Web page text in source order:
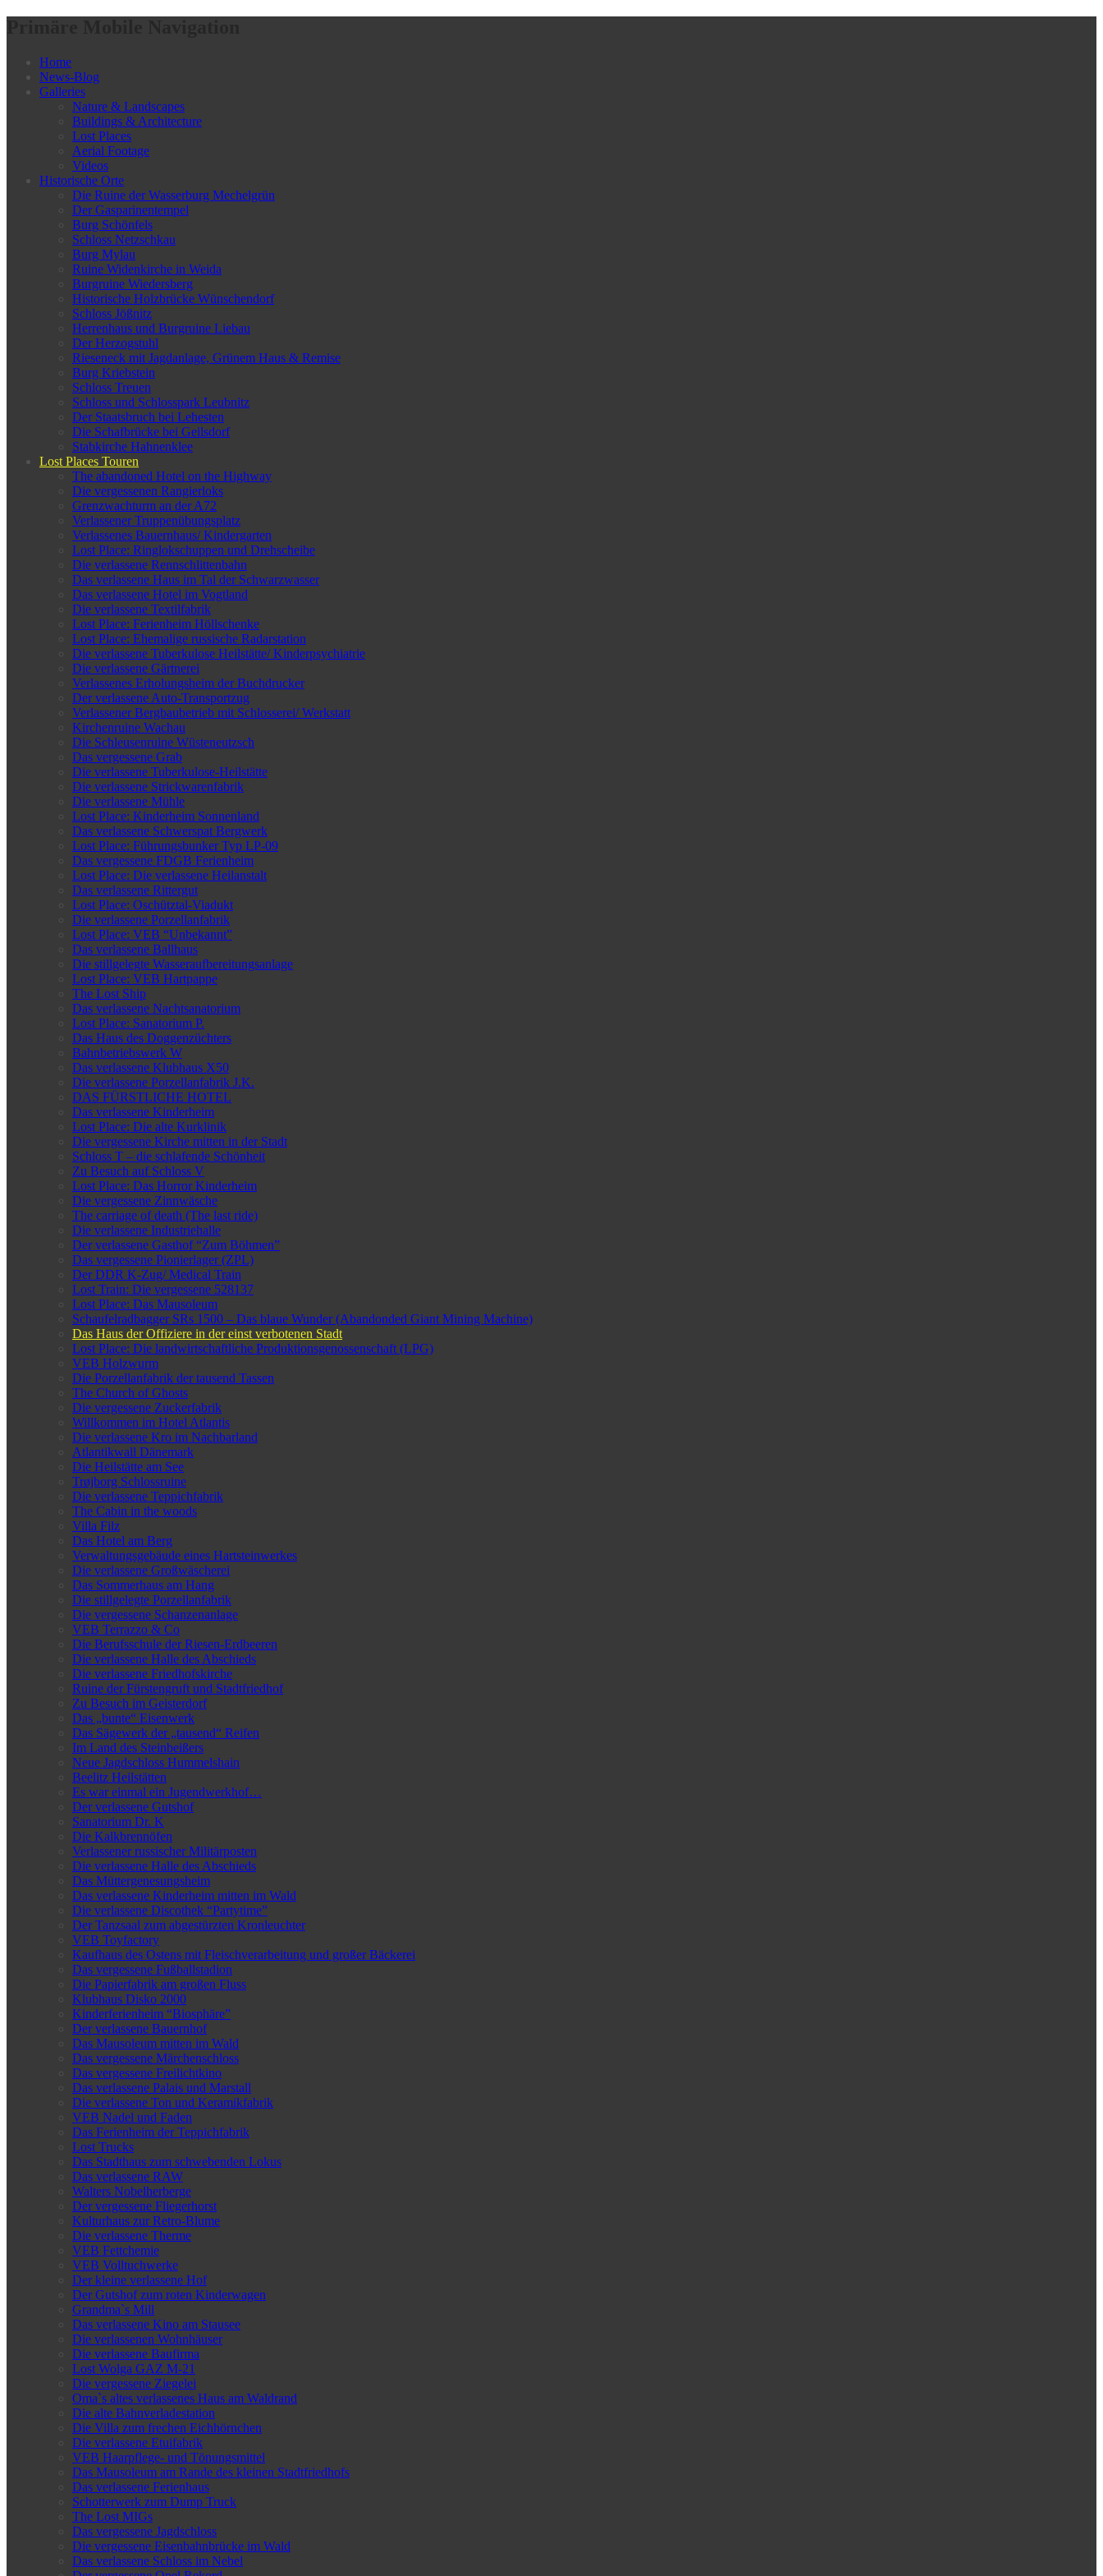
Home
News-Blog
Galleries
Nature & Landscapes
Buildings & Architecture
Lost Places
Aerial Footage
Videos
Historische Orte
Die Ruine der Wasserburg Mechelgrün
Der Gasparinentempel
Burg Schönfels
Schloss Netzschkau
Burg Mylau
Ruine Widenkirche in Weida
Burgruine Wiedersberg
Historische Holzbrücke Wünschendorf
Schloss Jößnitz
Herrenhaus und Burgruine Liebau
Der Herzogstuhl
Rieseneck mit Jagdanlage, Grünem Haus & Remise
Burg Kriebstein
Schloss Treuen
Schloss und Schlosspark Leubnitz
Der Staatsbruch bei Lehesten
Die Schafbrücke bei Geilsdorf
Stabkirche Hahnenklee
Lost Places Touren
The abandoned Hotel on the Highway
Die vergessenen Rangierloks
Grenzwachturm an der A72
Verlassener Truppenübungsplatz
Verlassenes Bauernhaus/ Kindergarten
Lost Place: Ringlokschuppen und Drehscheibe
Die verlassene Rennschlittenbahn
Das verlassene Haus im Tal der Schwarzwasser
Das verlassene Hotel im Vogtland
Die verlassene Textilfabrik
Lost Place: Ferienheim Höllschenke
Lost Place: Ehemalige russische Radarstation
Die verlassene Tuberkulose Heilstätte/ Kinderpsychiatrie
Die verlassene Gärtnerei
Verlassenes Erholungsheim der Buchdrucker
Der verlassene Auto-Transportzug
Verlassener Bergbaubetrieb mit Schlosserei/ Werkstatt
Kirchenruine Wachau
Die Schleusenruine Wüsteneutzsch
Das vergessene Grab
Die verlassene Tuberkulose-Heilstätte
Die verlassene Strickwarenfabrik
Die verlassene Mühle
Lost Place: Kinderheim Sonnenland
Das verlassene Schwerspat Bergwerk
Lost Place: Führungsbunker Typ LP-09
Das vergessene FDGB Ferienheim
Lost Place: Die verlassene Heilanstalt
Das verlassene Rittergut
Lost Place: Oschütztal-Viadukt
Die verlassene Porzellanfabrik
Lost Place: VEB “Unbekannt”
Das verlassene Ballhaus
Die stillgelegte Wasseraufbereitungsanlage
Lost Place: VEB Hartpappe
The Lost Ship
Das verlassene Nachtsanatorium
Lost Place: Sanatorium P.
Das Haus des Doggenzüchters
Bahnbetriebswerk W
Das verlassene Klubhaus X50
Die verlassene Porzellanfabrik J.K.
DAS FÜRSTLICHE HOTEL
Das verlassene Kinderheim
Lost Place: Die alte Kurklinik
Die vergessene Kirche mitten in der Stadt
Schloss T – die schlafende Schönheit
Zu Besuch auf Schloss V
Lost Place: Das Horror Kinderheim
Die vergessene Zinnwäsche
The carriage of death (The last ride)
Die verlassene Industriehalle
Der verlassene Gasthof “Zum Böhmen”
Das vergessene Pionierlager (ZPL)
Der DDR K-Zug/ Medical Train
Lost Train: Die vergessene 528137
Lost Place: Das Mausoleum
Schaufelradbagger SRs 1500 – Das blaue Wunder (Abandonded Giant Mining Machine)
Das Haus der Offiziere in der einst verbotenen Stadt
Lost Place: Die landwirtschaftliche Produktionsgenossenschaft (LPG)
VEB Holzwurm
Die Porzellanfabrik der tausend Tassen
The Church of Ghosts
Die vergessene Zuckerfabrik
Willkommen im Hotel Atlantis
Die verlassene Kro im Nachbarland
Atlantikwall Dänemark
Die Heilstätte am See
Trøjborg Schlossruine
Die verlassene Teppichfabrik
The Cabin in the woods
Villa Filz
Das Hotel am Berg
Verwaltungsgebäude eines Hartsteinwerkes
Die verlassene Großwäscherei
Das Sommerhaus am Hang
Die stillgelegte Porzellanfabrik
Die vergessene Schanzenanlage
VEB Terrazzo & Co
Die Berufsschule der Riesen-Erdbeeren
Die verlassene Halle des Abschieds
Die verlassene Friedhofskirche
Ruine der Fürstengruft und Stadtfriedhof
Zu Besuch im Geisterdorf
Das „bunte“ Eisenwerk
Das Sägewerk der „tausend“ Reifen
Im Land des Steinbeißers
Neue Jagdschloss Hummelshain
Beelitz Heilstätten
Es war einmal ein Jugendwerkhof…
Der verlassene Gutshof
Sanatorium Dr. K
Die Kalkbrennöfen
Verlassener russischer Militärposten
Die verlassene Halle des Abschieds
Das Müttergenesungsheim
Das verlassene Kinderheim mitten im Wald
Die verlassene Discothek “Partytime”
Der Tanzsaal zum abgestürzten Kronleuchter
VEB Toyfactory
Kaufhaus des Ostens mit Fleischverarbeitung und großer Bäckerei
Das vergessene Fußballstadion
Die Papierfabrik am großen Fluss
Klubhaus Disko 2000
Kinderferienheim “Biosphäre”
Der verlassene Bauernhof
Das Mausoleum mitten im Wald
Das vergessene Märchenschloss
Das vergessene Freilichtkino
Das verlassene Palais und Marstall
Die verlassene Ton und Keramikfabrik
VEB Nadel und Faden
Das Ferienheim der Teppichfabrik
Lost Trucks
Das Stadthaus zum schwebenden Lokus
Das verlassene RAW
Walters Nobelherberge
Der vergessene Fliegerhorst
Kulturhaus zur Retro-Blume
Die verlassene Therme
VEB Fettchemie
VEB Volltuchwerke
Der kleine verlassene Hof
Der Gutshof zum roten Kinderwagen
Grandma`s Mill
Das verlassene Kino am Stausee
Die verlassenen Wohnhäuser
Die verlassene Baufirma
Lost Wolga GAZ M-21
Die vergessene Ziegelei
Oma`s altes verlassenes Haus am Waldrand
Die alte Bahnverladestation
Die Villa zum frechen Eichhörnchen
Die verlassene Etuifabrik
VEB Haarpflege- und Tönungsmittel
Das Mausoleum am Rande des kleinen Stadtfriedhofs
Das verlassene Ferienhaus
Schotterwerk zum Dump Truck
The Lost MIGs
Das vergessene Jagdschloss
Die vergessene Eisenbahnbrücke im Wald
Das verlassene Schloss im Nebel